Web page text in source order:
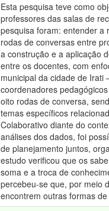
Esta pesquisa teve como
professores das salas de
pesquisa foram: entender a
rodas de conversas entre
a construção e a aplicação
entre os docentes, com
municipal da cidade de Irati
coordenadores
oito rodas de conversa,
temas específicos
Colaborativo diante do
análises dos dados, foi
de planejamento juntos,
estudo verificou que os
soma e a troca de
percebeu-se que, por meio
encontrem outras formas